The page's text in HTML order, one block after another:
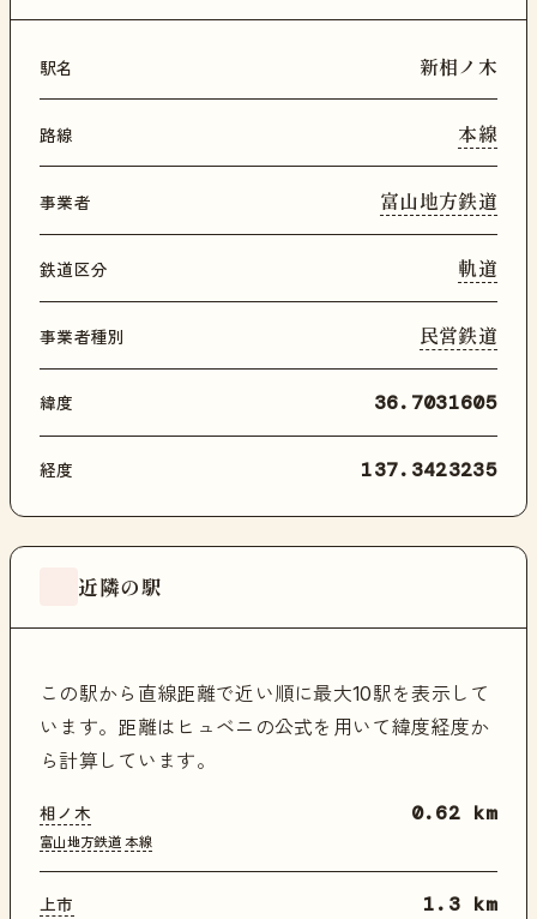
駅名 新相ノ木
路線 本線
事業者 富山地方鉄道
鉄道区分 軌道
事業者種別 民営鉄道
緯度 36.7031605
経度 137.3423235
近隣の駅
この駅から直線距離で近い順に最大10駅を表示して
います。距離はヒュベニの公式を用いて緯度経度か
ら計算しています。
相ノ木
富山地方鉄道 本線
0.62 km
上市 1.3 km